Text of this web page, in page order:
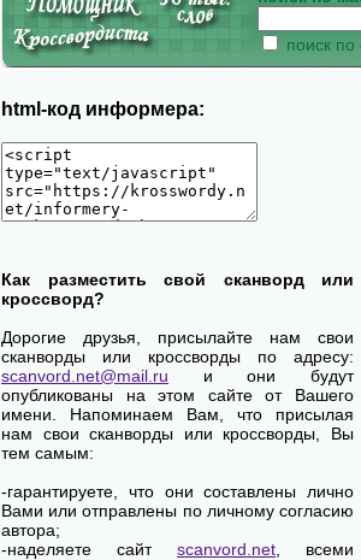
поиск
html-код информера:
Как разместить свой сканворд или
кроссворд?
Дорогие друзья, присылайте нам свои
сканворды или кроссворды по адресу:
scanvord.net@mail.ru и они будут
опубликованы на этом сайте от Вашего
имени. Напоминаем Вам, что присылая
нам свои сканворды или кроссворды, Вы
тем самым:
-гарантируете, что они составлены лично
Вами или отправлены по личному согласию
автора;
-наделяете сайт scanvord.net , всеми